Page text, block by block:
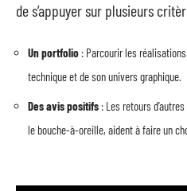
de s’appuyer sur plusieurs
Un portfolio : Parcourir les
technique et de son univers graphique.
Des avis positifs : Les retours
le bouche-à-oreille, aident à faire un